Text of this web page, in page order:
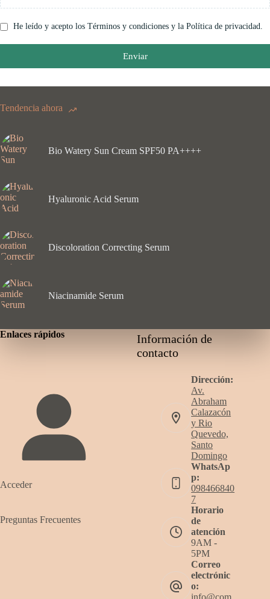
He leído y acepto los Términos y condiciones y la Política de privacidad.
Enviar
Tendencia ahora
Bio Watery Sun Cream SPF50 PA++++
Hyaluronic Acid Serum
Discoloration Correcting Serum
Niacinamide Serum
Enlaces rápidos
Acceder
Preguntas Frecuentes
Información de
contacto
Dirección:
Av.
Abraham
Calazacón
y Rio
Quevedo,
Santo
Domingo
WhatsAp
p:
098466840
7
Horario
de
atención
9AM -
5PM
Correo
electrónic
o: